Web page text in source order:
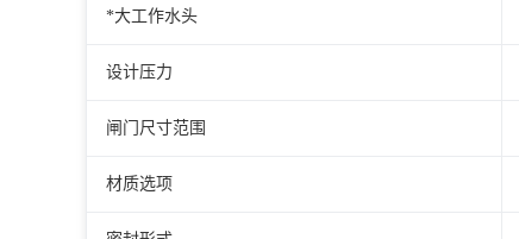
*大工作水头
设计压力
闸门尺寸范围
材质选项